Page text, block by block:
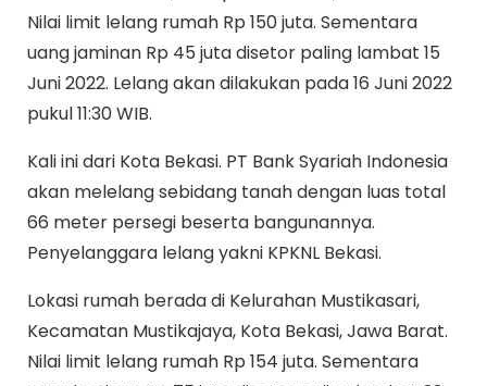
Nilai limit lelang rumah Rp 150 juta. Sementara
uang jaminan Rp 45 juta disetor paling lambat 15
Juni 2022. Lelang akan dilakukan pada 16 Juni 2022
pukul 11:30 WIB.
Kali ini dari Kota Bekasi. PT Bank Syariah Indonesia
akan melelang sebidang tanah dengan luas total
66 meter persegi beserta bangunannya.
Penyelanggara lelang yakni KPKNL Bekasi.
Lokasi rumah berada di Kelurahan Mustikasari,
Kecamatan Mustikajaya, Kota Bekasi, Jawa Barat.
Nilai limit lelang rumah Rp 154 juta. Sementara